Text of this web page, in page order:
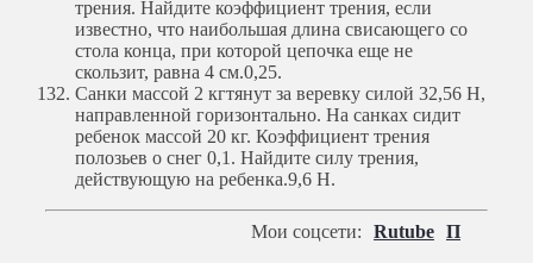
трения. Найдите коэффициент трения, если
известно, что наибольшая длина свисающего со
стола конца, при которой цепочка еще не
скользит, равна 4 см.0,25.
Санки массой 2 кгтянут за веревку силой 32,56 Н,
направленной горизонтально. На санках сидит
ребенок массой 20 кг. Коэффициент трения
полозьев о снег 0,1. Найдите силу трения,
действующую на ребенка.9,6 Н.
Мои соцсети: Rutube П